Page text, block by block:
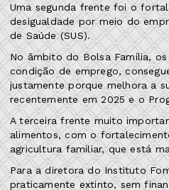
Uma segunda frente foi o
desigualdade por meio do
de Saúde (SUS).
No âmbito do Bolsa Família,
condição de emprego,
justamente porque melhora a
recentemente em 2025 e o
A terceira frente muito
alimentos, com o
agricultura familiar, que está
Para a diretora do Instituto
praticamente extinto, sem